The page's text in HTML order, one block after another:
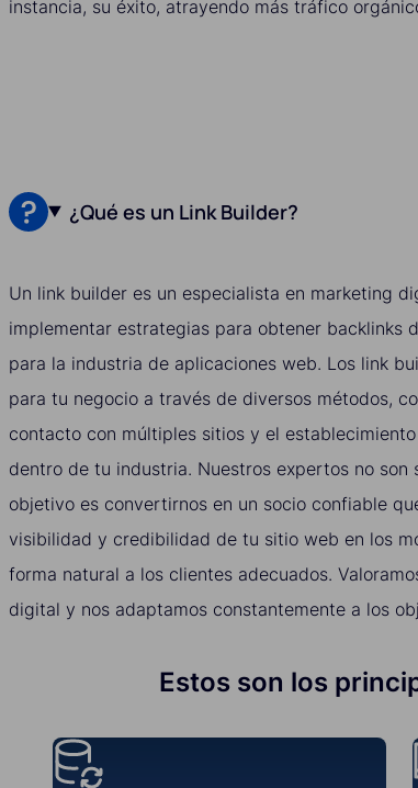
instancia, su éxito, atrayendo más tráfico
¿Qué es un Link Builder?
Un link builder es un especialista en marketing
implementar estrategias para obtener backlinks
para la industria de aplicaciones web. Los link
para tu negocio a través de diversos métodos,
contacto con múltiples sitios y el
dentro de tu industria. Nuestros expertos no son
objetivo es convertirnos en un socio confiable
visibilidad y credibilidad de tu sitio web en los
forma natural a los clientes adecuados.
digital y nos adaptamos constantemente a los
Estos son los